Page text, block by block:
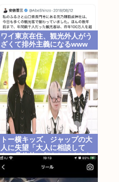
ワイ東京在住、観光外人がう
ざくて排外主義になるwww
トー横キッズ、ジャップの大
人に失望「大人に相談して
も、具体的に何もしてくれな
い。結果的に傷つく。福祉は